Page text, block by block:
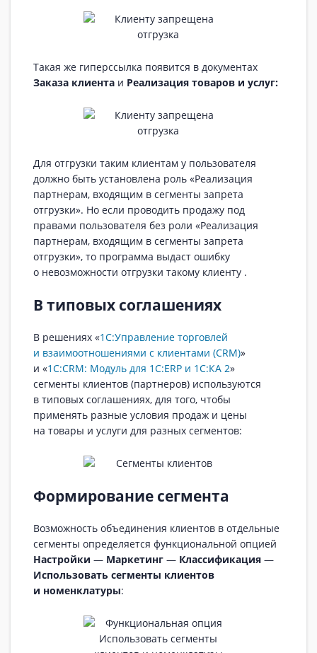
Такая же гиперссылка появится в документах
Заказа клиента и Реализация товаров и услуг:
Для отгрузки таким клиентам у пользователя
должно быть установлена роль «Реализация
партнерам, входящим в сегменты запрета
отгрузки». Но если проводить продажу под
правами пользователя без роли «Реализация
партнерам, входящим в сегменты запрета
отгрузки», то программа выдаст ошибку
о невозможности отгрузки такому клиенту .
В типовых соглашениях
В решениях «1С:Управление торговлей
и взаимоотношениями с клиентами (CRM)»
и «1С:CRM: Модуль для 1С:ERP и 1С:КА 2»
сегменты клиентов (партнеров) используются
в типовых соглашениях, для того, чтобы
применять разные условия продаж и цены
на товары и услуги для разных сегментов:
Формирование сегмента
Возможность объединения клиентов в отдельные
сегменты определяется функциональной опцией
Настройки — Маркетинг — Классификация —
Использовать сегменты клиентов
и номенклатуры: